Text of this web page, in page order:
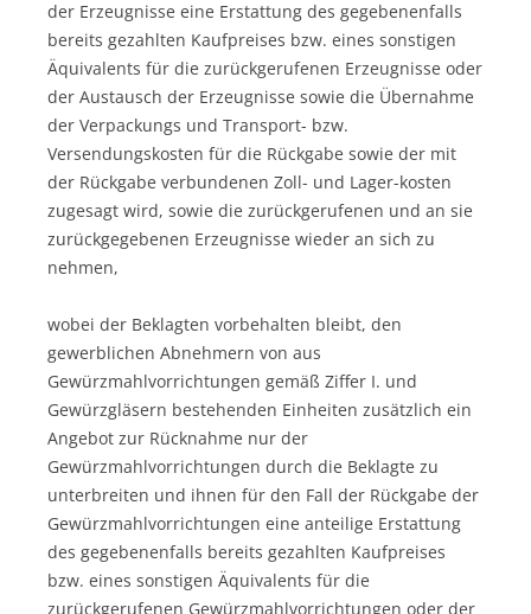
der Erzeugnisse eine Erstattung des gegebenenfalls
bereits gezahlten Kaufpreises bzw. eines sonstigen
Äquivalents für die zurückgerufenen Erzeugnisse oder
der Austausch der Erzeugnisse sowie die Übernahme
der Verpackungs und Transport- bzw.
Versendungskosten für die Rückgabe sowie der mit
der Rückgabe verbundenen Zoll- und Lager-kosten
zugesagt wird, sowie die zurückgerufenen und an sie
zurückgegebenen Erzeugnisse wieder an sich zu
nehmen,
wobei der Beklagten vorbehalten bleibt, den
gewerblichen Abnehmern von aus
Gewürzmahlvorrichtungen gemäß Ziffer I. und
Gewürzgläsern bestehenden Einheiten zusätzlich ein
Angebot zur Rücknahme nur der
Gewürzmahlvorrichtungen durch die Beklagte zu
unterbreiten und ihnen für den Fall der Rückgabe der
Gewürzmahlvorrichtungen eine anteilige Erstattung
des gegebenenfalls bereits gezahlten Kaufpreises
bzw. eines sonstigen Äquivalents für die
zurückgerufenen Gewürzmahlvorrichtungen oder der